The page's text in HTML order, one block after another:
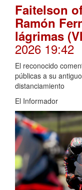
Faitelson
Ramón
lágrimas
2026 19:42
El reconocido
públicas a su
distanciamiento
El Informador